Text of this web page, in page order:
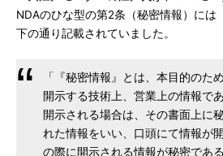
NDAのひな型の第2条（秘密情報）には
下の通り記載されていました。
「『秘密情報』とは、本目的のた
開示する技術上、営業上の情報で
開示される場合は、その書面上に
れた情報をいい、口頭にて情報が
の際に開示される情報が秘密であ